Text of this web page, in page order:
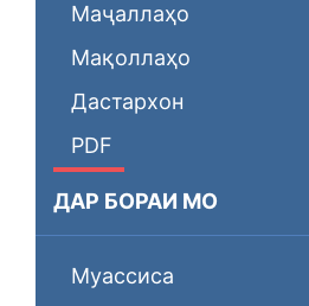
Маҷаллаҳо
Мақоллаҳо
Дастархон
PDF
ДАР БОРАИ МО
Муассиса